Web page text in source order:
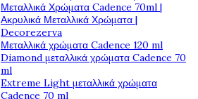
Μεταλλικά Χρώματα Cadence 70ml |
Ακρυλικά Μεταλλικά Χρώματα |
Decorezerva
Μεταλλικά χρώματα Cadence 120 ml
Diamond μεταλλικά χρώματα Cadence 70
ml
Extreme Light μεταλλικά χρώματα
Cadence 70 ml